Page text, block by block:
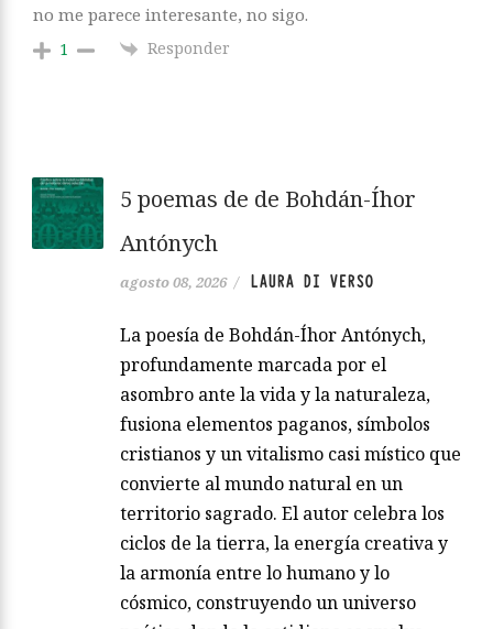
no me parece interesante, no sigo.
1 Responder
5 poemas de de Bohdán-Íhor
Antónych
agosto 08, 2026 / LAURA DI VERSO
La poesía de Bohdán-Íhor Antónych,
profundamente marcada por el
asombro ante la vida y la naturaleza,
fusiona elementos paganos, símbolos
cristianos y un vitalismo casi místico que
convierte al mundo natural en un
territorio sagrado. El autor celebra los
ciclos de la tierra, la energía creativa y
la armonía entre lo humano y lo
cósmico, construyendo un universo